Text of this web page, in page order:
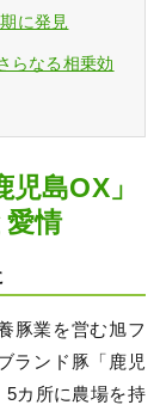
に発見
らなる相乗効
島OX」
愛情
豚業を営む旭フ
ランド豚「鹿児
5カ所に農場を持